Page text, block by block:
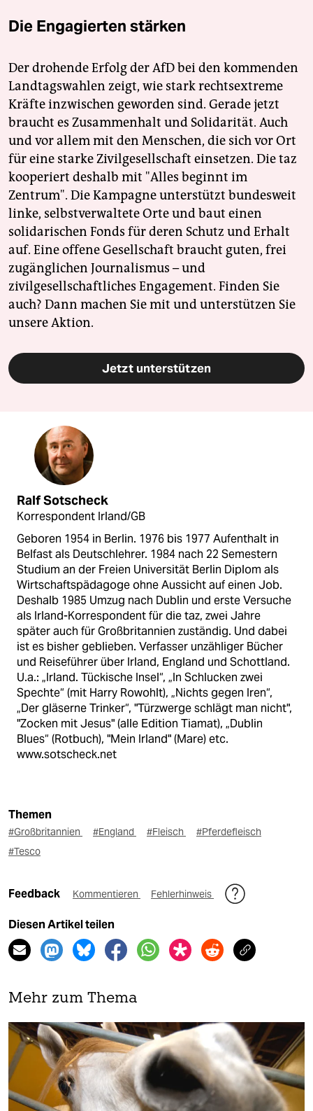
Die Engagierten stärken
Der drohende Erfolg der AfD bei den kommenden
Landtagswahlen zeigt, wie stark rechtsextreme
Kräfte inzwischen geworden sind. Gerade jetzt
braucht es Zusammenhalt und Solidarität. Auch
und vor allem mit den Menschen, die sich vor Ort
für eine starke Zivilgesellschaft einsetzen. Die taz
kooperiert deshalb mit "Alles beginnt im
Zentrum". Die Kampagne unterstützt bundesweit
linke, selbstverwaltete Orte und baut einen
solidarischen Fonds für deren Schutz und Erhalt
auf. Eine offene Gesellschaft braucht guten, frei
zugänglichen Journalismus – und
zivilgesellschaftliches Engagement. Finden Sie
auch? Dann machen Sie mit und unterstützen Sie
unsere Aktion.
Jetzt unterstützen
Ralf Sotscheck
Korrespondent Irland/GB
Geboren 1954 in Berlin. 1976 bis 1977 Aufenthalt in
Belfast als Deutschlehrer. 1984 nach 22 Semestern
Studium an der Freien Universität Berlin Diplom als
Wirtschaftspädagoge ohne Aussicht auf einen Job.
Deshalb 1985 Umzug nach Dublin und erste Versuche
als Irland-Korrespondent für die taz, zwei Jahre
später auch für Großbritannien zuständig. Und dabei
ist es bisher geblieben. Verfasser unzähliger Bücher
und Reiseführer über Irland, England und Schottland.
U.a.: „Irland. Tückische Insel“, „In Schlucken zwei
Spechte“ (mit Harry Rowohlt), „Nichts gegen Iren“,
„Der gläserne Trinker“, "Türzwerge schlägt man nicht",
"Zocken mit Jesus" (alle Edition Tiamat), „Dublin
Blues“ (Rotbuch), "Mein Irland" (Mare) etc.
www.sotscheck.net
Themen
#Großbritannien #England #Fleisch
#Pferdefleisch
#Tesco
Feedback Kommentieren Fehlerhinweis
Diesen Artikel teilen
Mehr zum Thema